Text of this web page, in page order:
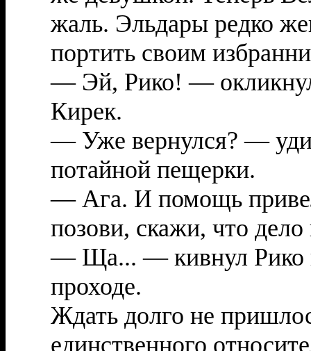
жаль. Эльдары редко
портить своим
— Эй, Рико! —
Кирек.
— Уже вернулся? —
потайной пещерки.
— Ага. И помощь
позови, скажи, что
— Ща... — кивнул Рико
проходе.
Ждать долго не
единственного